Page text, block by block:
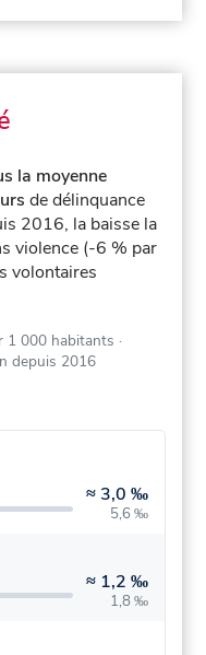
la moyenne
de délinquance
2016, la baisse la
violence (-6 % par
volontaires
1 000 habitants ·
depuis 2016
≈ 3,0 ‰
5,6 ‰
≈ 1,2 ‰
1,8 ‰